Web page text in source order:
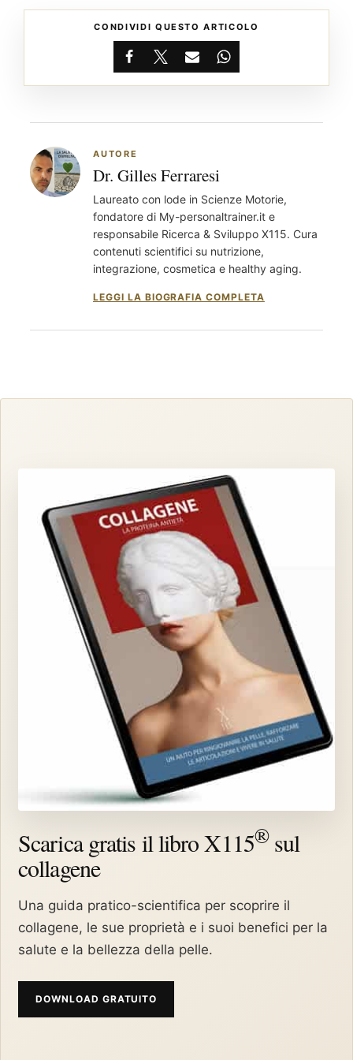
CONDIVIDI QUESTO ARTICOLO
Facebook
X EmailWhatsApp
AUTORE
Dr. Gilles Ferraresi
Laureato con lode in Scienze Motorie,
fondatore di My-personaltrainer.it e
responsabile Ricerca & Sviluppo X115. Cura
contenuti scientifici su nutrizione,
integrazione, cosmetica e healthy aging.
LEGGI LA BIOGRAFIA COMPLETA
Scarica gratis il libro X115®sul
collagene
Una guida pratico-scientifica per scoprire il
collagene, le sue proprietà e i suoi benefici per la
salute e la bellezza della pelle.
DOWNLOAD GRATUITO